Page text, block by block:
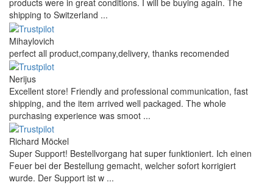
products were in great conditions. I will be buying again. The
shipping to Switzerland ...
Mihaylovich
perfect all product,company,delivery, thanks recomended
Nerijus
Excellent store! Friendly and professional communication, fast
shipping, and the item arrived well packaged. The whole
purchasing experience was smoot ...
Richard Möckel
Super Support! Bestellvorgang hat super funktioniert. Ich einen
Feuer bei der Bestellung gemacht, welcher sofort korrigiert
wurde. Der Support ist w ...